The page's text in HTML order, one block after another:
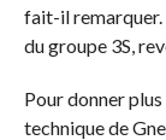
fait-il remarquer.
du groupe 3S,
Pour donner
technique de